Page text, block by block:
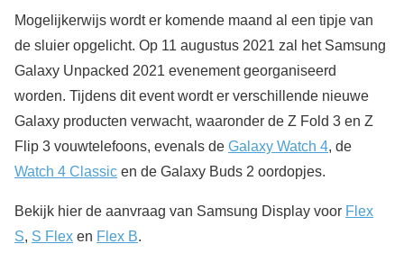
Mogelijkerwijs wordt er komende maand al een tipje van
de sluier opgelicht. Op 11 augustus 2021 zal het Samsung
Galaxy Unpacked 2021 evenement georganiseerd
worden. Tijdens dit event wordt er verschillende nieuwe
Galaxy producten verwacht, waaronder de Z Fold 3 en Z
Flip 3 vouwtelefoons, evenals de Galaxy Watch 4, de
Watch 4 Classic en de Galaxy Buds 2 oordopjes.
Bekijk hier de aanvraag van Samsung Display voor Flex
S, S Flex en Flex B.